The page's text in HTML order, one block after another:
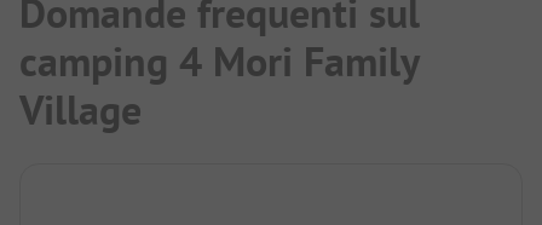
Domande frequenti sul
camping 4 Mori Family
Village